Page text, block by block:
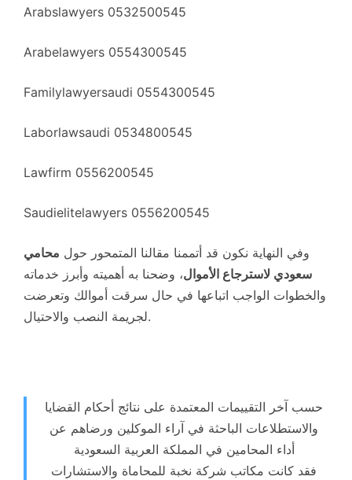
Arabslawyers 0532500545
Arabelawyers 0554300545
Familylawyersaudi 0554300545
Laborlawsaudi 0534800545
Lawfirm 0556200545
Saudielitelawyers 0556200545
وفي النهاية نكون قد أتممنا مقالنا المتمحور حول محامي
سعودي لاسترجاع الأموال، وضحنا به أهميته وأبرز خدماته
والخطوات الواجب اتباعها في حال سرقت أموالك وتعرضت
لجريمة النصب والاحتيال.
حسب آخر التقييمات المعتمدة على نتائج أحكام القضايا
والاستطلاعات الباحثة في آراء الموكلين ورضاهم عن
أداء المحامين في المملكة العربية السعودية
فقد كانت مكاتب شركة نخبة للمحاماة والاستشارات